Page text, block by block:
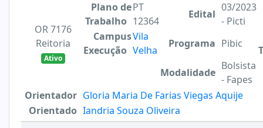
OR 7176
Reitoria
Ativo
Plano de
Trabalho
PT
12364
Edital
03/2023
- Picti
Campus
Execução
Vila
Velha
Programa Pibic
Modalidade
Bolsista
- Fapes
Orientador Gloria Maria De Farias Viegas Aquije
Orientado Iandria Souza Oliveira